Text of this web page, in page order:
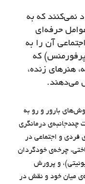
نمی‌کنند که به
حرفه‌ای
آن را به
که
هنرهای زنده،
می‌دهند.
بارور و رو به
چندجانبه‌ی درمانگری
فردی و اجتماعی در
چرخه‌ی خودگردان
و پرورش
میان خود و نقش در